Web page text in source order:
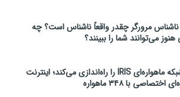
مرورگر چقدر واقعاً ناشناس است؟ چه
می‌توانند شما را ببینند؟
اروپا شبکه ماهواره‌ای IRIS را راه‌اندازی می‌کند؛ اینترنت
اختصاصی با ۳۴۸ ماهواره